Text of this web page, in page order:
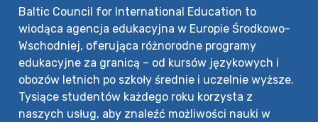
Baltic Council for International Education to
wiodąca agencja edukacyjna w Europie Środkowo-
Wschodniej, oferująca różnorodne programy
edukacyjne za granicą – od kursów językowych i
obozów letnich po szkoły średnie i uczelnie wyższe.
Tysiące studentów każdego roku korzysta z
naszych usług, aby znaleźć możliwości nauki w